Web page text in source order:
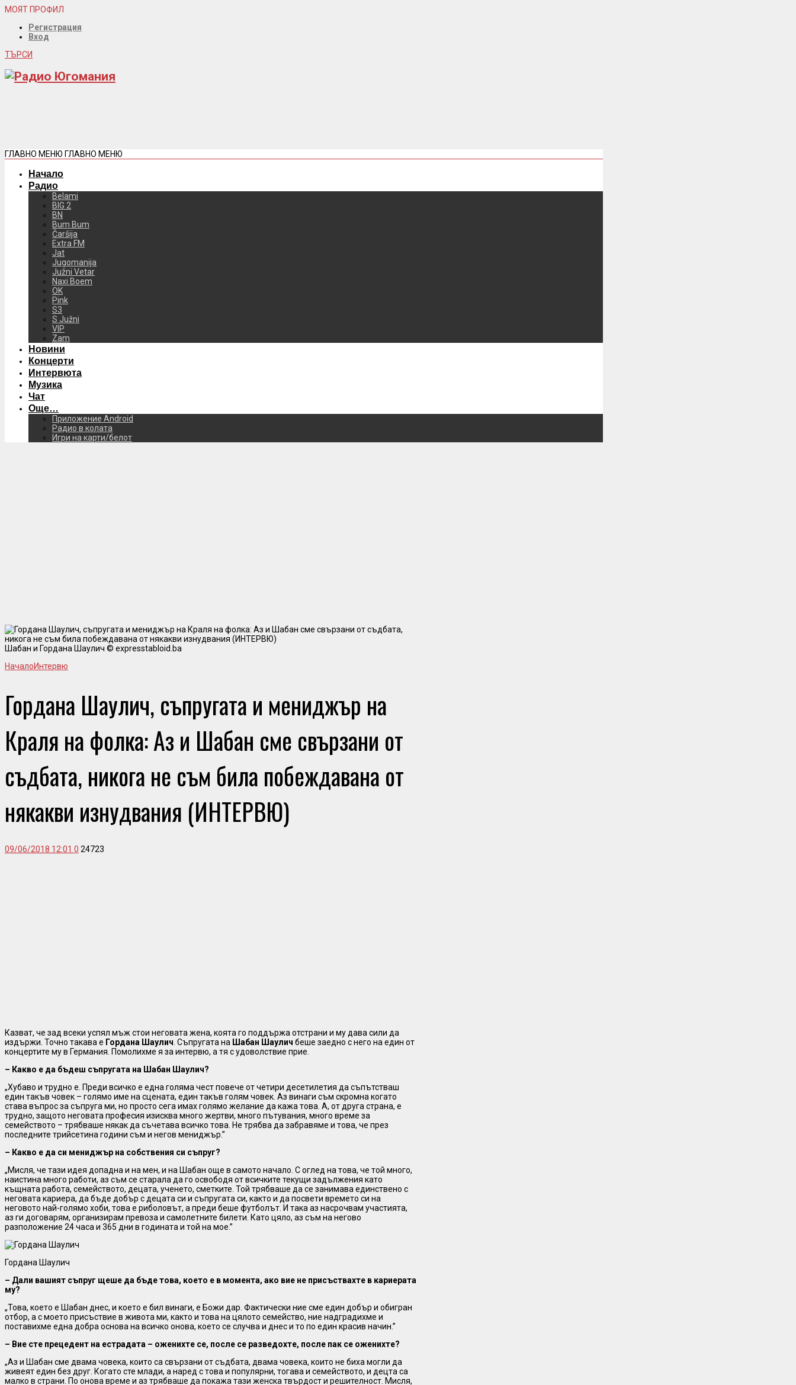
МОЯТ ПРОФИЛ
Регистрация
Вход
ТЪРСИ
ГЛАВНО МЕНЮ ГЛАВНО МЕНЮ
Начало
Радио
Belami
BIG 2
BN
Bum Bum
Čaršija
Extra FM
Jat
Jugomanija
Južni Vetar
Naxi Boem
OK
Pink
S3
S Južni
VIP
Zam
Новини
Концерти
Интервюта
Музика
Чат
Още…
Приложение Android
Радио в колата
Игри на карти/белот
Шабан и Гордана Шаулич © expresstabloid.ba
НачалоИнтервю
Гордана Шаулич, съпругата и мениджър на
Краля на фолка: Аз и Шабан сме свързани от
съдбата, никога не съм била побеждавана от
някакви изнудвания (ИНТЕРВЮ)
09/06/2018 12:01 0 24723
Казват, че зад всеки успял мъж стои неговата жена, коята го поддържа отстрани и му дава сили да
издържи. Точно такава е Гордана Шаулич. Съпругата на Шабан Шаулич беше заедно с него на един от
концертите му в Германия. Помолихме я за интервю, а тя с удоволствие прие.
– Какво е да бъдеш съпругата на Шабан Шаулич?
„Хубаво и трудно е. Преди всичко е една голяма чест повече от четири десетилетия да съпътстваш
един такъв човек – голямо име на сцената, един такъв голям човек. Аз винаги съм скромна когато
става въпрос за съпруга ми, но просто сега имах голямо желание да кажа това. А, от друга страна, е
трудно, защото неговата професия изисква много жертви, много пътувания, много време за
семейството – трябваше някак да съчетава всичко това. Не трябва да забравяме и това, че през
последните трийсетина години съм и негов мениджър.”
– Какво е да си мениджър на собствения си съпруг?
„Мисля, че тази идея допадна и на мен, и на Шабан още в самото начало. С оглед на това, че той много,
наистина много работи, аз съм се старала да го освободя от всичките текущи задължения като
къщната работа, семейството, децата, ученето, сметките. Той трябваше да се занимава единствено с
неговата кариера, да бъде добър с децата си и съпругата си, както и да посвети времето си на
неговото най-голямо хоби, това е риболовът, а преди беше футболът. И така аз насрочвам участията,
аз ги договарям, организирам превоза и самолетните билети. Като цяло, аз съм на негово
разположение 24 часа и 365 дни в годината и той на мое.”
Гордана Шаулич
– Дали вашият съпруг щеше да бъде това, което е в момента, ако вие не присъствахте в кариерата
му?
„Това, което е Шабан днес, и което е бил винаги, е Божи дар. Фактически ние сме един добър и обигран
отбор, а с моето присъствие в живота ми, както и това на цялото семейство, ние надградихме и
поставихме една добра основа на всичко онова, което се случва и днес и то по един красив начин.”
– Вие сте прецедент на естрадата – оженихте се, после се разведохте, после пак се оженихте?
„Аз и Шабан сме двама човека, които са свързани от съдбата, двама човека, които не биха могли да
живеят един без друг. Когато сте млади, а наред с това и популярни, тогава и семейството, и децта са
малко в страни. По онова време и аз трябваше да покажа тази женска твърдост и решителност. Мисля,